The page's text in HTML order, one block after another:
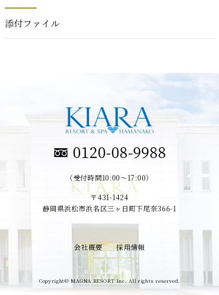
添付ファイル
（受付時間10:00～17:00）
〒431-1424
静岡県浜松市浜名区三ヶ日町下尾奈366-1
会社概要 採用情報
Copyright© MAGNA RESORT Inc. All rights reserved.